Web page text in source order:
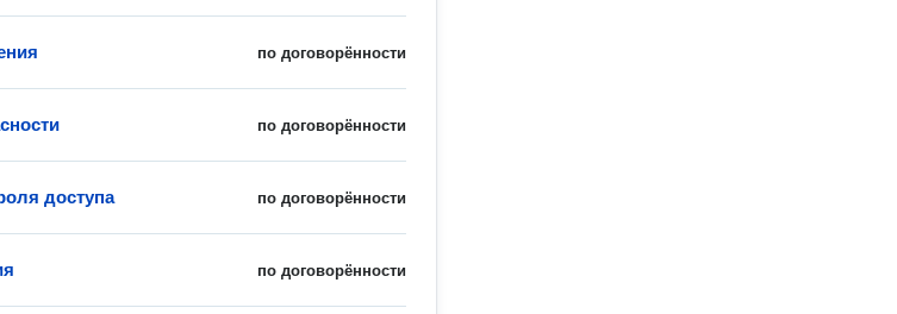
по договорённости
по договорённости
по договорённости
доступа
по договорённости